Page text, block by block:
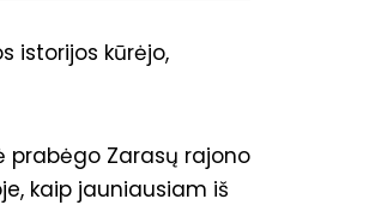
istorijos kūrėjo,
prabėgo Zarasų rajono
kaip jauniausiam iš